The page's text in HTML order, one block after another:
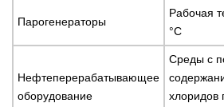
Парогенераторы
Рабочая
°С
Нефтеперерабатывающее
оборудование
Среды с
хлоридов